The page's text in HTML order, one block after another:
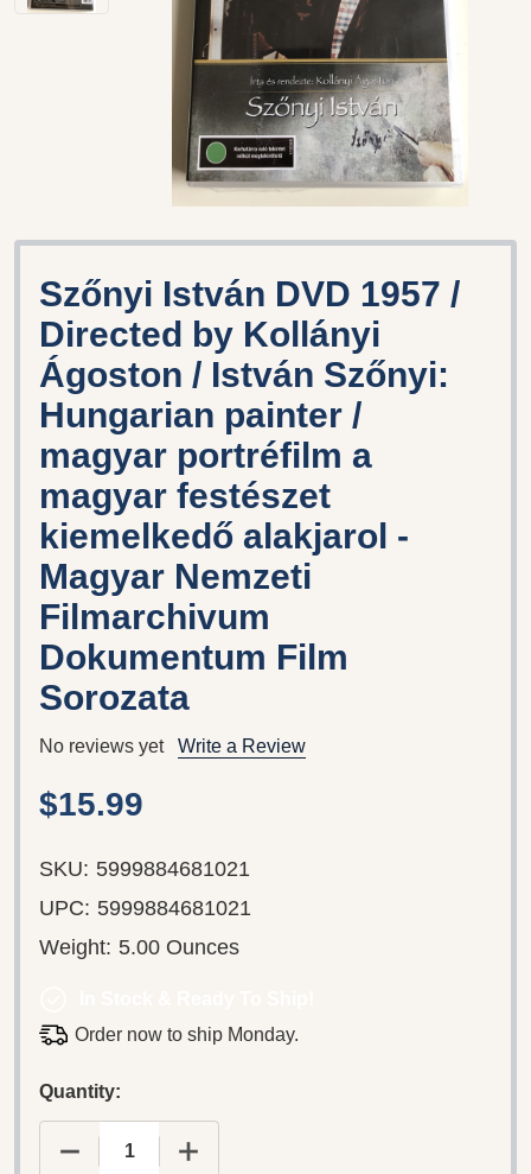
Szőnyi István DVD 1957 /
Directed by Kollányi
Ágoston / István Szőnyi:
Hungarian painter /
magyar portréfilm a
magyar festészet
kiemelkedő alakjarol -
Magyar Nemzeti
Filmarchivum
Dokumentum Film
Sorozata
No reviews yet Write a Review
$15.99
SKU: 5999884681021
UPC: 5999884681021
Weight: 5.00 Ounces
Order now to ship Monday.
Quantity: